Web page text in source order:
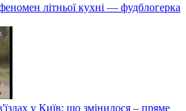
літньої кухні — фудблогерка
у Київ: що змінилося – пряме